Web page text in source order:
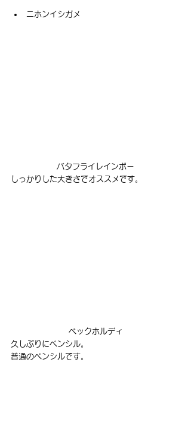
ニホンイシガメ
バタフライレインボー
しっかりした大きさでオススメです。
ベックホルディ
久しぶりにペンシル。
普通のペンシルです。